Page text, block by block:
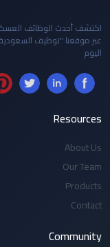
اكتشف أحدث الوظائف
عبر موقعنا "توظيف
اليوم
Resources
About Us
Our Team
Products
Contact
Community